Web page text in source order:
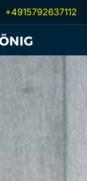
+4915792637112